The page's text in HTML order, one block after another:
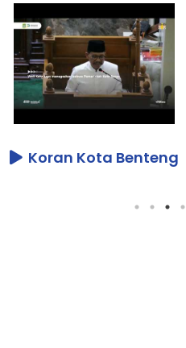
Koran Kota Benteng